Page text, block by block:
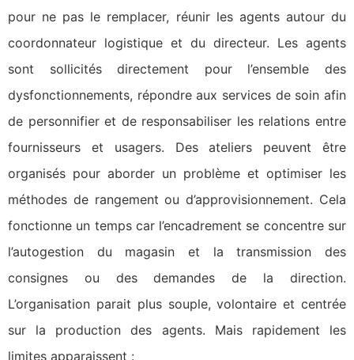
pour ne pas le remplacer, réunir les agents autour du
coordonnateur logistique et du directeur. Les agents
sont sollicités directement pour l’ensemble des
dysfonctionnements, répondre aux services de soin afin
de personnifier et de responsabiliser les relations entre
fournisseurs et usagers. Des ateliers peuvent être
organisés pour aborder un problème et optimiser les
méthodes de rangement ou d’approvisionnement. Cela
fonctionne un temps car l’encadrement se concentre sur
l’autogestion du magasin et la transmission des
consignes ou des demandes de la direction.
L’organisation parait plus souple, volontaire et centrée
sur la production des agents. Mais rapidement les
limites apparaissent :